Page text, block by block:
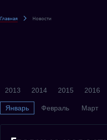
Главная Новости
2013 2014 2015 2016
Январь Февраль Март